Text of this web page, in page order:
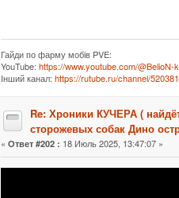
Гайди по фарму мобiв PVE:
YouTube: https://www.youtube.com/@BelioN-
Iнший канал: https://rutube.ru/channel/
Re: Хроники КУЧЕРА (
сторожевых собак Дино
« Ответ #202 : 18 Июль 2025, 13:47:07 »